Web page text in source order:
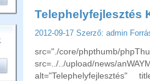
Telephelyfejlesztés
2012-09-17 Szerző: admin
src="./core/phpthumb/
src=../../upload/news/
alt="Telephelyfejlesztés"